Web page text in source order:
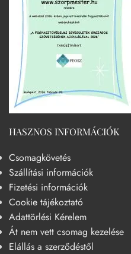
HASZNOS INFORMÁCIÓK
Csomagkövetés
Szállítási információk
Fizetési információk
Cookie tájékoztató
Adattörlési Kérelem
Át nem vett csomag kezelése
Elállás a szerződéstől